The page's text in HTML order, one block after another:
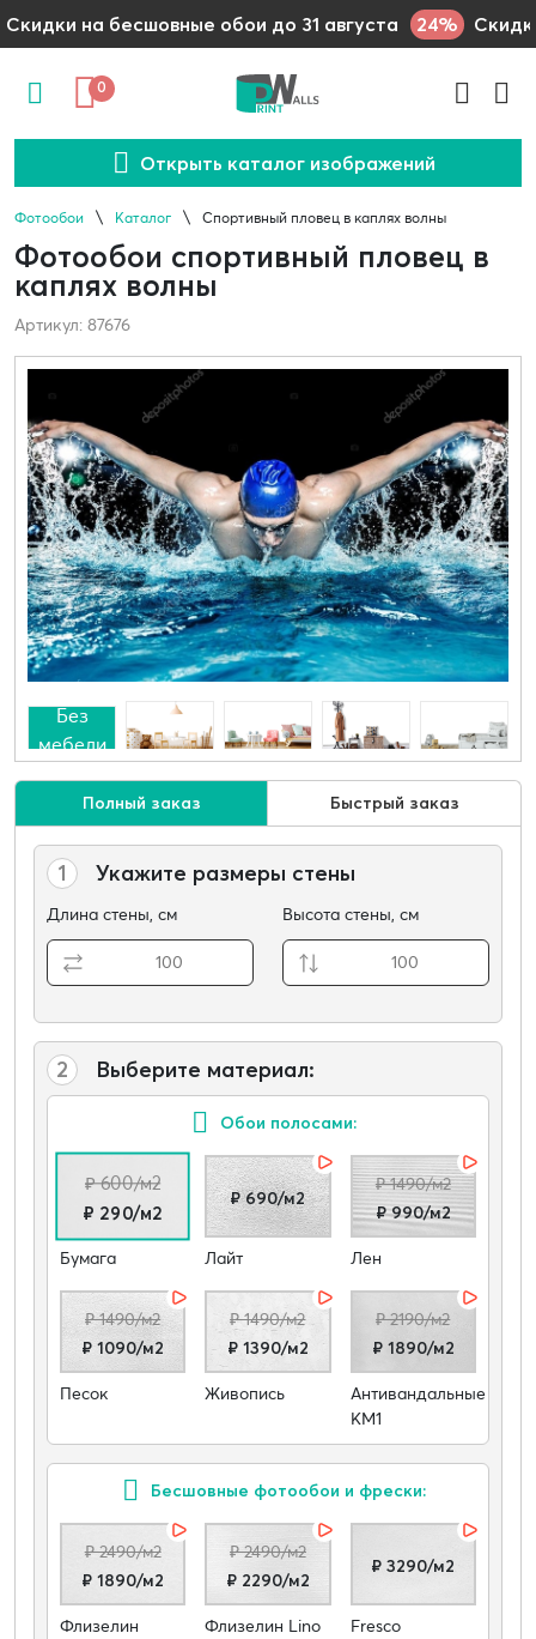
Скидки на бесшовные обои до 31 августа 24%
0
Открыть каталог изображений
Фотообои Каталог Спортивный пловец в каплях волны
Фотообои спортивный пловец в
каплях волны
Артикул: 87676
Без
мебели
Полный заказ Быстрый заказ
1 Укажите размеры стены
Длина стены, см Высота стены, см
2 Выберите материал:
Обои полосами:
₽ 600/м2
₽ 290/м2
Бумага
₽ 690/м2
Лайт
₽ 1490/м2
₽ 990/м2
Лен
₽ 1490/м2
₽ 1090/м2
Песок
₽ 1490/м2
₽ 1390/м2
Живопись
₽ 2190/м2
₽ 1890/м2
Антивандальные
КМ1
Бесшовные фотообои и фрески:
₽ 2490/м2
₽ 1890/м2
Флизелин
₽ 2490/м2
₽ 2290/м2
Флизелин Lino
₽ 3290/м2
Fresco